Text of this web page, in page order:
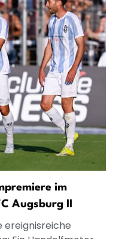
im
Augsburg II
ereignisreiche